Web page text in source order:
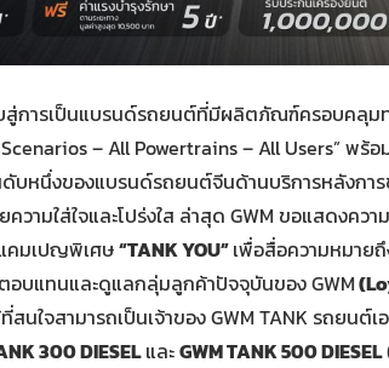
สู่การเป็นแบรนด์รถยนต์ที่มีผลิตภัณฑ์ครอบคลุม
– All Powertrains – All Users” พ
นดับหนึ่งของแบรนด์รถยนต์จีนด้านบริการหลัง
วามใส่ใจและโปร่งใส ล่าสุด GWM ขอแสดงคว
คมเปญพิเศษ“TANK YOU”เพื่อสื่อความหมาย
อบแทนและดูแลกลุ่มลูกค้าปัจจุบันของ GWM
นใจสามารถเป็นเจ้าของ GWM TANK รถยนต์
300 DIESELและGWM TANK 500 DIESEL